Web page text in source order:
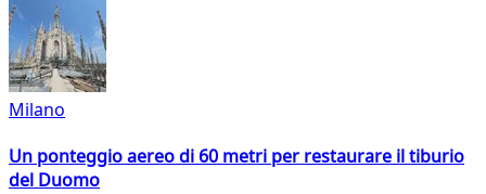
Milano
Un ponteggio aereo di 60 metri per restaurare il tiburio
del Duomo